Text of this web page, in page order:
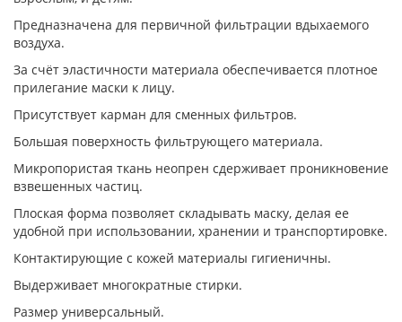
Предназначена для первичной фильтрации вдыхаемого
воздуха.
За счёт эластичности материала обеспечивается плотное
прилегание маски к лицу.
Присутствует карман для сменных фильтров.
Большая поверхность фильтрующего материала.
Микропористая ткань неопрен сдерживает проникновение
взвешенных частиц.
Плоская форма позволяет складывать маску, делая ее
удобной при использовании, хранении и транспортировке.
Контактирующие с кожей материалы гигиеничны.
Выдерживает многократные стирки.
Размер универсальный.